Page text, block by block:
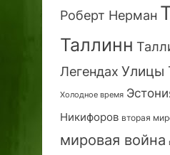
Роберт Нерман
Таллинн
Легендах Улицы
Холодное время
Никифоров вторая
мировая война